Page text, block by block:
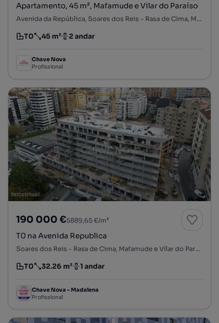
Apartamento, 45 m², Mafamude e Vilar do Paraíso
Avenida da República, Soares dos Reis - Rasa de Cima, Mafamude e Vilar do Paraíso, Vila Nova de Gaia, Porto
Tipologia
T0
Preço por metro quadrado
45 m²
Andar 2 andar
Chave Nova
Profissional
190 000 €5889,65 €/m²
T0 na Avenida Republica
Soares dos Reis - Rasa de Cima, Mafamude e Vilar do Paraíso, Vila Nova de Gaia, Porto
Tipologia
T0
Preço por metro quadrado
32.26 m²
Andar 1 andar
Chave Nova - Madalena
Profissional